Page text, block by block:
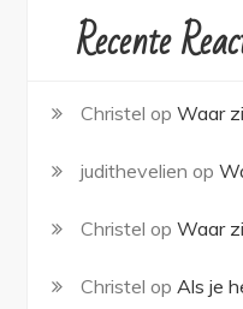
Recente
Christel opWaar
judithevelien op
Christel opWaar
Christel opAls je